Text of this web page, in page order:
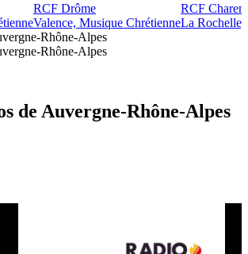
RCF Drôme
Valence, Musique Chrétienne
RCF
La Rochelle,
Rhône-Alpes
Rhône-Alpes
de Auvergne-Rhône-Alpes